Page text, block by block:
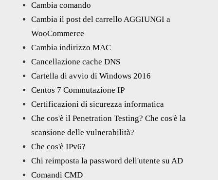
Cambia comando
Cambia il post del carrello AGGIUNGI a
WooCommerce
Cambia indirizzo MAC
Cancellazione cache DNS
Cartella di avvio di Windows 2016
Centos 7 Commutazione IP
Certificazioni di sicurezza informatica
Che cos'è il Penetration Testing? Che cos'è la
scansione delle vulnerabilità?
Che cos'è IPv6?
Chi reimposta la password dell'utente su AD
Comandi CMD